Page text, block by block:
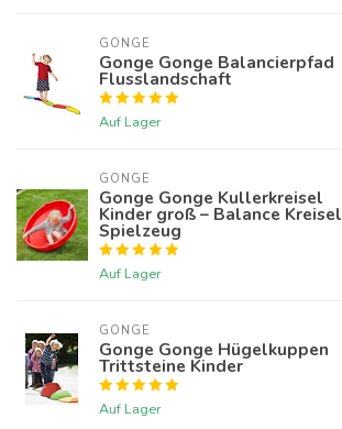
GONGE
Gonge Gonge Balancierpfad
Flusslandschaft
Auf Lager
GONGE
Gonge Gonge Kullerkreisel
Kinder groß – Balance Kreisel
Spielzeug
Auf Lager
GONGE
Gonge Gonge Hügelkuppen
Trittsteine Kinder
Auf Lager